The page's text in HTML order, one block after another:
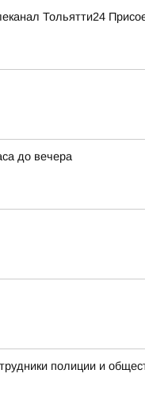
Тольятти24
до вечера
полиции и